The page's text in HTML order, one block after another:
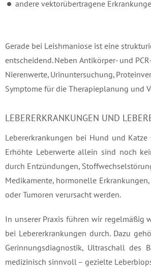
andere vektorübertragene
Gerade bei Leishmaniose ist eine
entscheidend. Neben Antikörper- und
Nierenwerte, Urinuntersuchung,
Symptome für die Therapieplanung und
LEBERERKRANKUNGEN UND
Lebererkrankungen bei Hund und
Erhöhte Leberwerte allein sind noch
durch Entzündungen,
Medikamente, hormonelle
oder Tumoren verursacht werden.
In unserer Praxis führen wir regelmäßig
bei Lebererkrankungen durch. Dazu
Gerinnungsdiagnostik, Ultraschall des
medizinisch sinnvoll – gezielte